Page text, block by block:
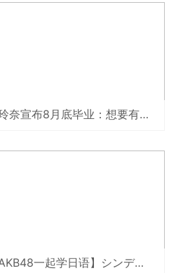
松井玲奈宣布8月底毕业：想要有朋友
【和AKB48一起学日语】シンデレラは騙されない（2）